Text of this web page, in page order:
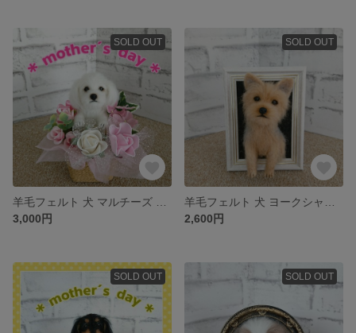
SOLD OUT
3,000円
SOLD OUT
2,600円
SOLD OUT SOLD OUT